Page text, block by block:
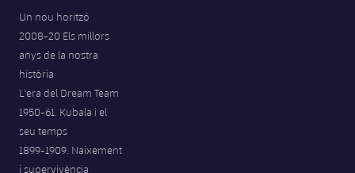
Un nou horitzó
2008-20 Els millors
anys de la nostra
història
L'era del Dream Team
1950-61. Kubala i el
seu temps
1899-1909. Naixement
i supervivència